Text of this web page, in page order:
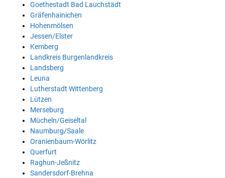
Goethestadt Bad Lauchstädt
Gräfenhainichen
Hohenmölsen
Jessen/Elster
Kemberg
Landkreis Burgenlandkreis
Landsberg
Leuna
Lutherstadt Wittenberg
Lützen
Merseburg
Mücheln/Geiseltal
Naumburg/Saale
Oranienbaum-Wörlitz
Querfurt
Raghun-Jeßnitz
Sandersdorf-Brehna